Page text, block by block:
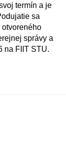
termín a je
sa
správy a
na FIIT STU.